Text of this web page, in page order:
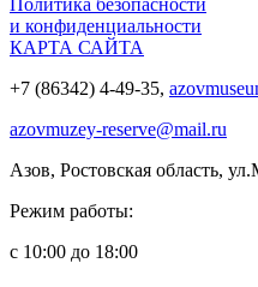
и конфиденциальности
КАРТА САЙТА
+7 (86342) 4-49-35,
azovmuzey-reserve@mail.ru
Азов, Ростовская область,
Режим работы:
с 10:00 до 18:00